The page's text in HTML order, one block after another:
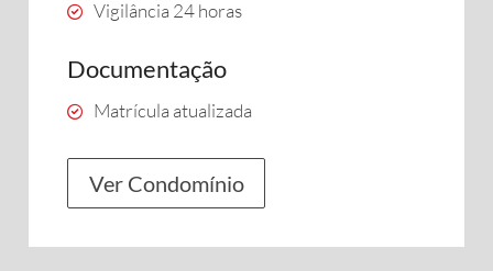
Vigilância 24 horas
Documentação
Matrícula atualizada
Ver Condomínio